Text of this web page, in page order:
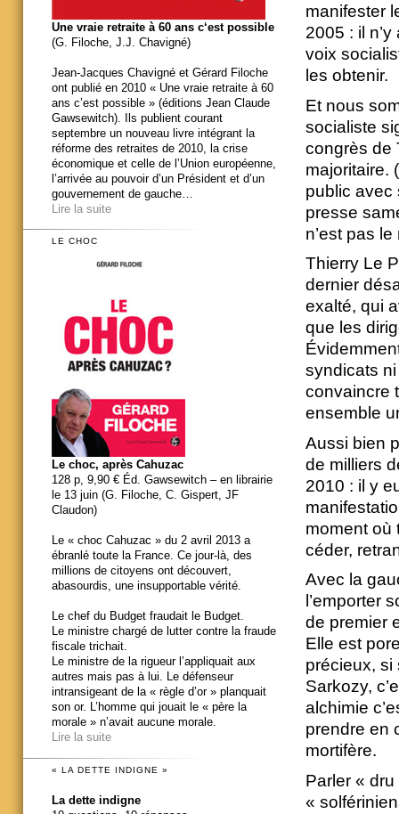
manifester
2005 : il
voix
les obtenir.
Et nous
socialiste
congrès de
majoritaire.
public avec
presse
n’est pas
Thierry Le
dernier
exalté, qui
que les
syndicats
convaincre
ensemble
Aussi bien
de milliers
2010 : il y
moment où
céder,
Avec la
l’emporter
de premier
Elle est
précieux, si
Sarkozy,
alchimie
prendre en
mortifère.
Parler «
«
Une vraie retraite à 60 ans c‘est possible
(G. Filoche, J.J. Chavigné)
Jean-Jacques Chavigné et Gérard Filoche
ont publié en 2010 « Une vraie retraite à 60
ans c’est possible » (éditions Jean Claude
Gawsewitch). Ils publient courant
septembre un nouveau livre intégrant la
réforme des retraites de 2010, la crise
économique et celle de l’Union européenne,
l’arrivée au pouvoir d’un Président et d’un
gouvernement de gauche…
Lire la suite
LE CHOC
Le choc, après Cahuzac
128 p, 9,90 € Éd. Gawsewitch – en librairie
le 13 juin (G. Filoche, C. Gispert, JF
Claudon)
Le « choc Cahuzac » du 2 avril 2013 a
ébranlé toute la France. Ce jour-là, des
millions de citoyens ont découvert,
abasourdis, une insupportable vérité.
Le chef du Budget fraudait le Budget.
Le ministre chargé de lutter contre la fraude
fiscale trichait.
Le ministre de la rigueur l’appliquait aux
autres mais pas à lui. Le défenseur
intransigeant de la « règle d’or » planquait
son or. L’homme qui jouait le « père la
morale » n’avait aucune morale.
Lire la suite
« LA DETTE INDIGNE »
La dette indigne